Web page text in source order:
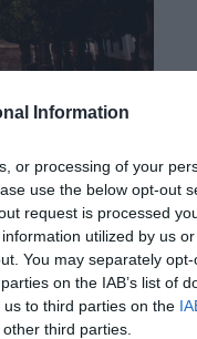
Information
or processing of your
use the below opt-out
request is processed
utilized by us
You may separately
on the IAB’s list of
to third parties on the
third parties.
appellent « billet
L’Alcazaret la
La Giralda,
cathédrale.
cathédrale avec